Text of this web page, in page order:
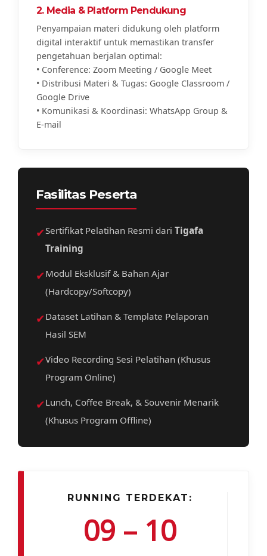
2. Media & Platform Pendukung
Penyampaian materi didukung oleh platform
digital interaktif untuk memastikan transfer
pengetahuan berjalan optimal:
• Conference: Zoom Meeting / Google Meet
• Distribusi Materi & Tugas: Google Classroom /
Google Drive
• Komunikasi & Koordinasi: WhatsApp Group &
E-mail
Fasilitas Peserta
✔Sertifikat Pelatihan Resmi dari Tigafa
Training
✔Modul Eksklusif & Bahan Ajar
(Hardcopy/Softcopy)
✔Dataset Latihan & Template Pelaporan
Hasil SEM
✔Video Recording Sesi Pelatihan (Khusus
Program Online)
✔Lunch, Coffee Break, & Souvenir Menarik
(Khusus Program Offline)
RUNNING TERDEKAT:
09 – 10